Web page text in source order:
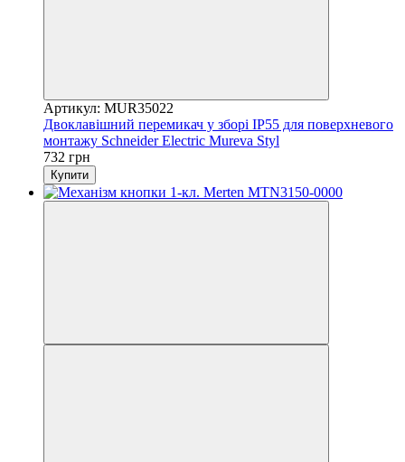
Артикул: MUR35022
Двоклавішний перемикач у зборі IP55 для поверхневого
монтажу Schneider Electric Mureva Styl
732 грн
Купити